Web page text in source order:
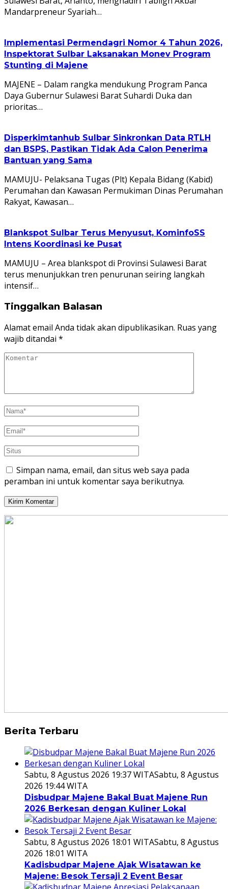
Mandarpreneur Syariah…
Implementasi Permendagri Nomor 4 Tahun 2026,
Inspektorat Sulbar Laksanakan Monev Program
Stunting di Majene
MAJENE – Dalam rangka mendukung Program Panca
Daya Gubernur Sulawesi Barat Suhardi Duka dan
prioritas…
Disperkimtanhub Sulbar Sinkronkan Data RTLH
dan BSPS, Pastikan Tidak Ada Calon Penerima
Bantuan yang Sama
MAMUJU- Pelaksana Tugas (Plt) Kepala Bidang (Kabid)
Perumahan dan Kawasan Permukiman Dinas Perumahan
Rakyat, Kawasan…
Blankspot Sulbar Terus Menyusut, KominfoSS
Intens Koordinasi ke Pusat
MAMUJU – Area blankspot di Provinsi Sulawesi Barat
terus menunjukkan tren penurunan seiring langkah
intensif…
Tinggalkan Balasan
Alamat email Anda tidak akan dipublikasikan. Ruas yang
wajib ditandai *
Simpan nama, email, dan situs web saya pada
peramban ini untuk komentar saya berikutnya.
Berita Terbaru
Sabtu, 8 Agustus 2026 19:37 WITASabtu, 8 Agustus
2026 19:44 WITA
Disbudpar Majene Bakal Buat Majene Run
2026 Berkesan dengan Kuliner Lokal
Sabtu, 8 Agustus 2026 18:01 WITASabtu, 8 Agustus
2026 18:01 WITA
Kadisbudpar Majene Ajak Wisatawan ke
Majene: Besok Tersaji 2 Event Besar